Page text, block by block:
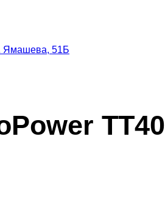
Ямашева, 51Б
TT40